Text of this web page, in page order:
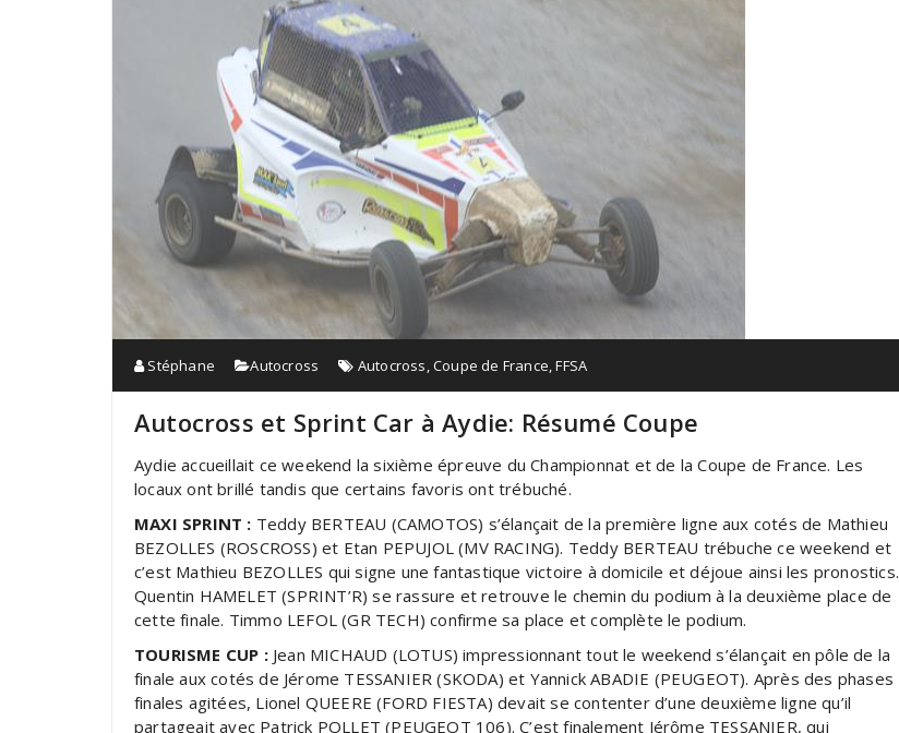
Stéphane Autocross Autocross ,Coupe de France ,FFSA
Autocross et Sprint Car à Aydie: Résumé Coupe
Aydie accueillait ce weekend la sixième épreuve du Championnat et de la Coupe de France. Les
locaux ont brillé tandis que certains favoris ont trébuché.
MAXI SPRINT : Teddy BERTEAU (CAMOTOS) s’élançait de la première ligne aux cotés de Mathieu
BEZOLLES (ROSCROSS) et Etan PEPUJOL (MV RACING). Teddy BERTEAU trébuche ce weekend et
c’est Mathieu BEZOLLES qui signe une fantastique victoire à domicile et déjoue ainsi les pronostics.
Quentin HAMELET (SPRINT’R) se rassure et retrouve le chemin du podium à la deuxième place de
cette finale. Timmo LEFOL (GR TECH) confirme sa place et complète le podium.
TOURISME CUP :Jean MICHAUD (LOTUS) impressionnant tout le weekend s’élançait en pôle de la
finale aux cotés de Jérome TESSANIER (SKODA) et Yannick ABADIE (PEUGEOT). Après des phases
finales agitées, Lionel QUEERE (FORD FIESTA) devait se contenter d’une deuxième ligne qu’il
partageait avec Patrick POLLET (PEUGEOT 106). C’est finalement Jérôme TESSANIER, qui